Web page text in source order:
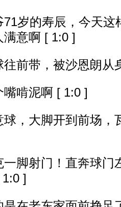
岁的寿辰，今天这
满意啊 [ 1:0 ]
带，被沙恩朗从
啃泥啊 [ 1:0 ]
大脚开到前场，
射门！直奔球门
]